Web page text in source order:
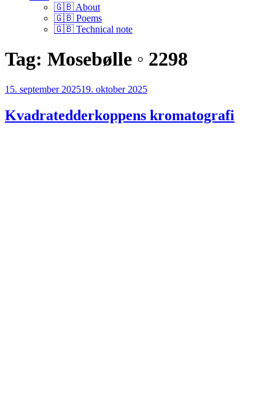
🇬🇧 About
🇬🇧 Poems
🇬🇧 Technical note
Tag: Mosebølle ◦ 2298
Udgivet
15. september 202519. oktober 2025
Kvadratedderkoppens kromatografi